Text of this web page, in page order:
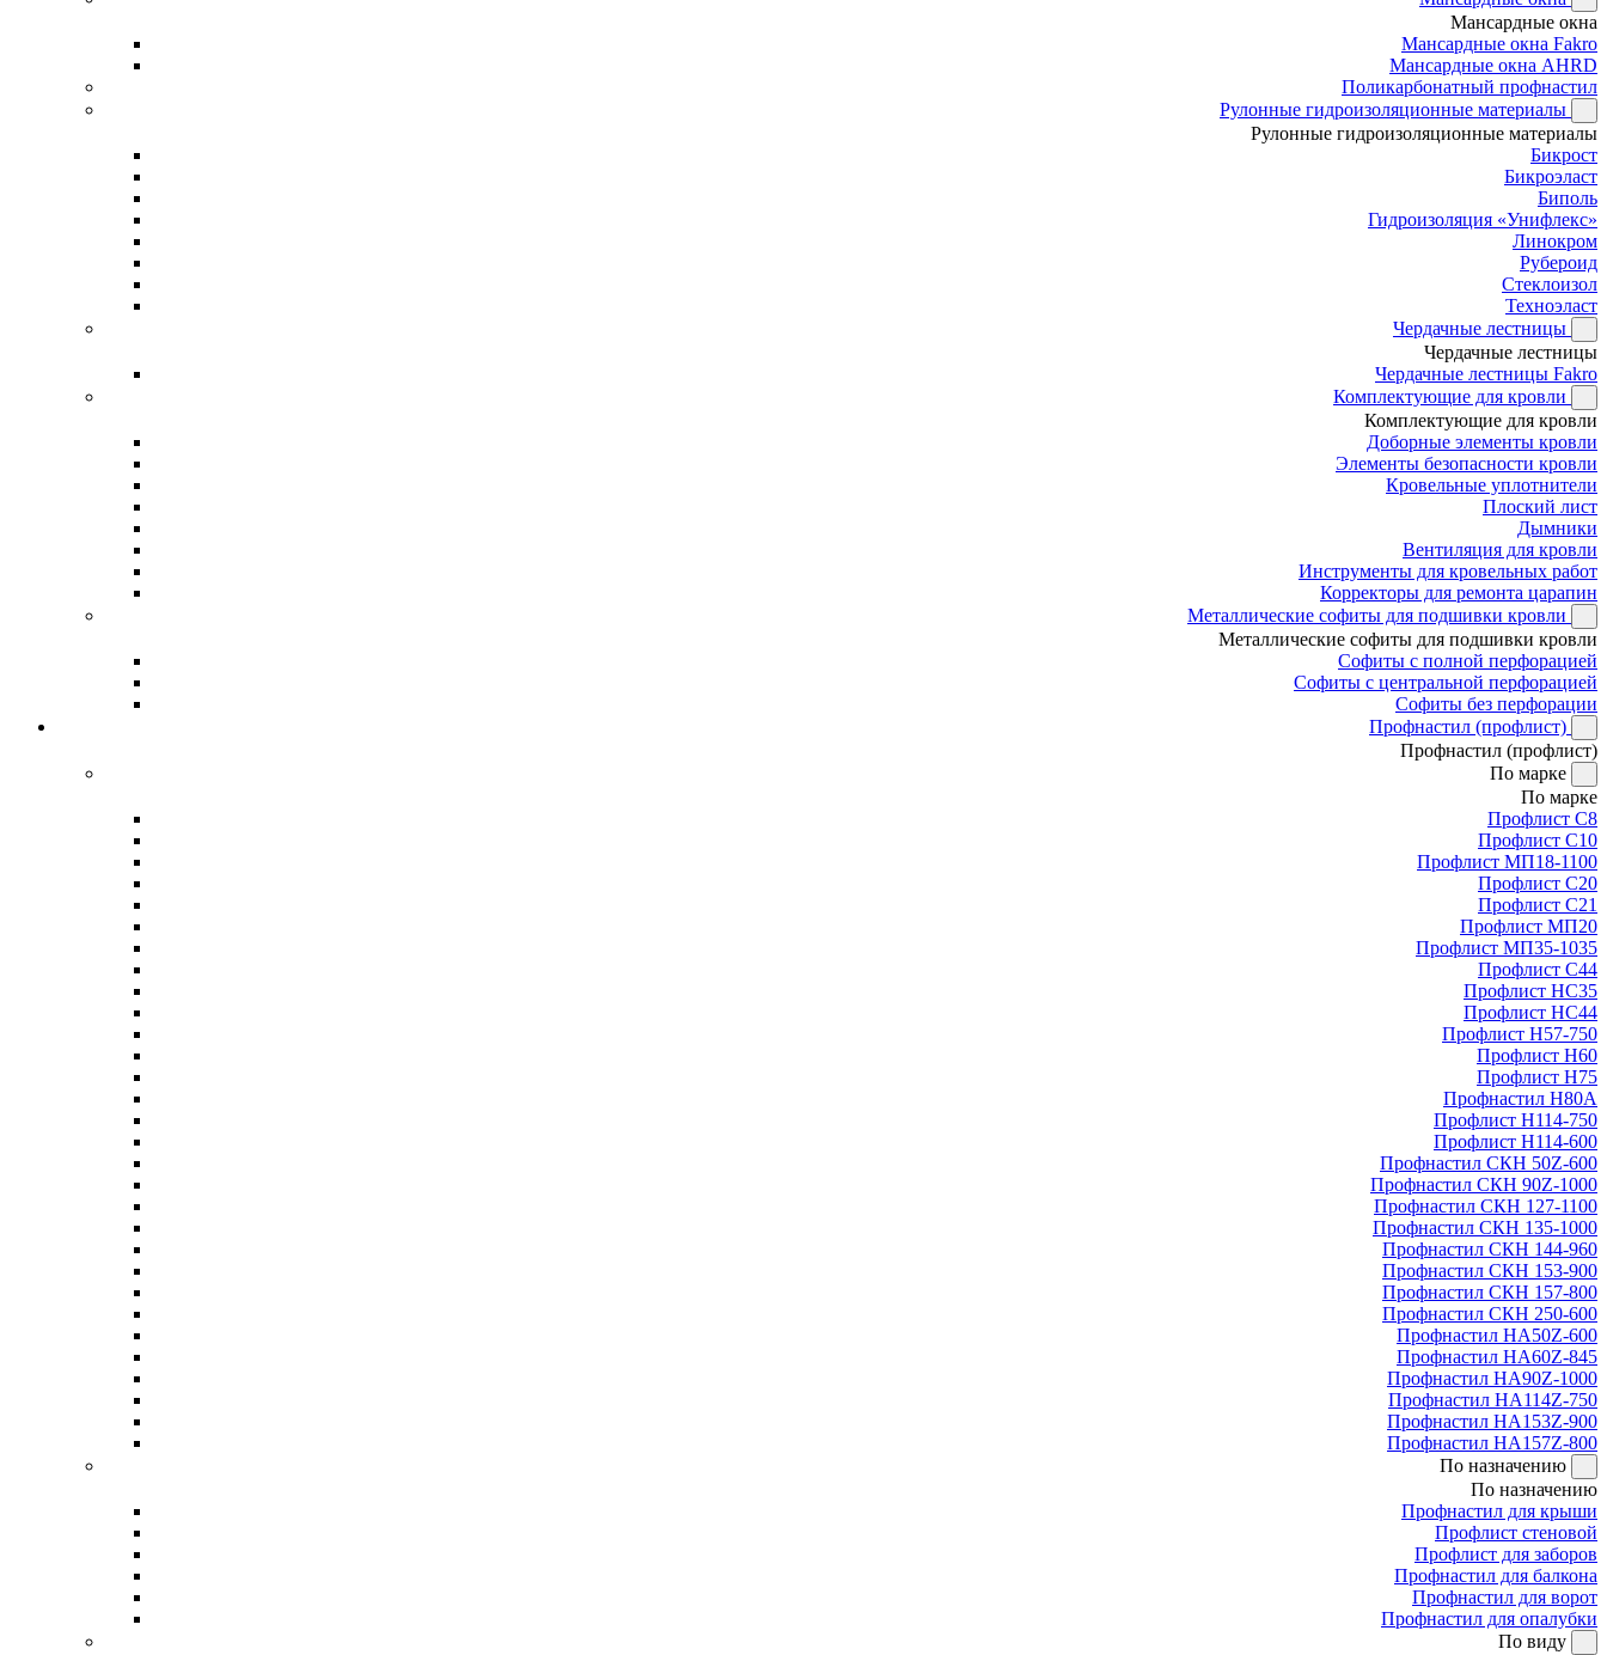
Мансардные окна
Мансардные окна Fakro
Мансардные окна AHRD
Поликарбонатный профнастил
Рулонные гидроизоляционные материалы
Рулонные гидроизоляционные материалы
Бикрост
Бикроэласт
Биполь
Гидроизоляция «Унифлекс»
Линокром
Рубероид
Стеклоизол
Техноэласт
Чердачные лестницы
Чердачные лестницы
Чердачные лестницы Fakro
Комплектующие для кровли
Комплектующие для кровли
Доборные элементы кровли
Элементы безопасности кровли
Кровельные уплотнители
Плоский лист
Дымники
Вентиляция для кровли
Инструменты для кровельных работ
Корректоры для ремонта царапин
Металлические софиты для подшивки кровли
Металлические софиты для подшивки кровли
Софиты с полной перфорацией
Софиты с центральной перфорацией
Софиты без перфорации
Профнастил (профлист)
Профнастил (профлист)
По марке
По марке
Профлист С8
Профлист С10
Профлист МП18-1100
Профлист С20
Профлист С21
Профлист МП20
Профлист МП35-1035
Профлист С44
Профлист НС35
Профлист НС44
Профлист Н57-750
Профлист Н60
Профлист Н75
Профнастил Н80А
Профлист Н114-750
Профлист Н114-600
Профнастил СКН 50Z-600
Профнастил СКН 90Z-1000
Профнастил СКН 127-1100
Профнастил СКН 135-1000
Профнастил СКН 144-960
Профнастил СКН 153-900
Профнастил СКН 157-800
Профнастил СКН 250-600
Профнастил НА50Z-600
Профнастил НА60Z-845
Профнастил НА90Z-1000
Профнастил НА114Z-750
Профнастил НА153Z-900
Профнастил НА157Z-800
По назначению
По назначению
Профнастил для крыши
Профлист стеновой
Профлист для заборов
Профнастил для балкона
Профнастил для ворот
Профнастил для опалубки
По виду